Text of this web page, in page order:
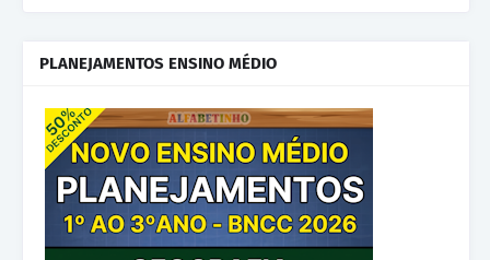
PLANEJAMENTOS ENSINO MÉDIO